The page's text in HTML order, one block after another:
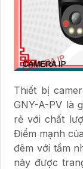
Thiết bị
GNY-A-PV là
rẻ với chất
Điểm mạnh
đêm với tầm
này được